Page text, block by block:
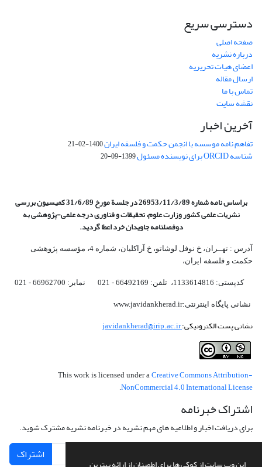
دسترسی سریع
صفحه اصلی
درباره نشریه
اعضای هیات تحریریه
ارسال مقاله
تماس با ما
نقشه سایت
آخرین اخبار
تفاهم نامه موسسه با انجمن حکمت و فلسفه ایران1400-02-21
شناسه ORCID برای نویسنده مسئول 1399-09-20
براساس نامه شماره 26953/11/3/89 در جلسة مورخ 31/6/89 کمیسیون
بررسی
نشریات علمی کشور وزارت علوم، تحقیقات و فناوری درجه علمی‌-پژوهشیبه
دوفصلنامه جاویدان خرد اعطا گردید.
آدرس : تهــران، خ نوفل لوشاتو، خ آراکلیان، شماره 4،‌ مؤسسه پژوهشی
حکمت و فلسفه ایران،‌
کدپستی: 1133614816، تلفن: 66492169 - 021 نمابر: 66962700 - 021
نشانی پایگاه اینترنتی:www.javidankherad.ir
نشانی پست الکترونیکی:javidankherad@irip.ac.ir
This work is licensed under a Creative Commons Attribution-
NonCommercial 4.0 International License
اشتراک خبرنامه
برای دریافت اخبار و اطلاعیه های مهم نشریه در خبرنامه نشریه مشترک شوید.
اشتراک